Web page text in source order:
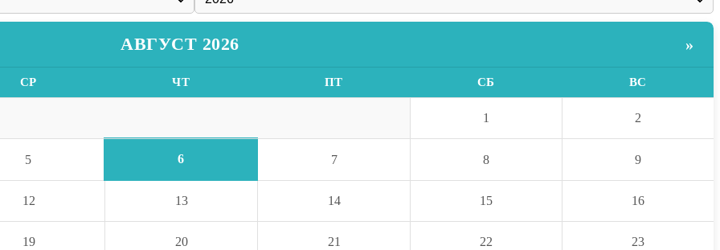
АВГУСТ 2026 »
СР ЧТ ПТ СБ ВС
1 2
5 6 7 8 9
12 13 14 15 16
19 20 21 22 23